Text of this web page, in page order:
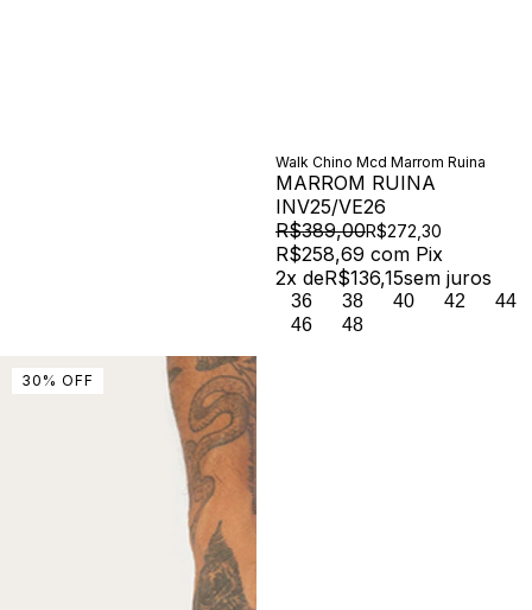
Walk Chino Mcd Marrom Ruina
MARROM RUINA
INV25/VE26
R$389,00R$272,30
R$258,69 com Pix
2x deR$136,15sem juros
36 38 40 42
44
46
48
30 % OFF